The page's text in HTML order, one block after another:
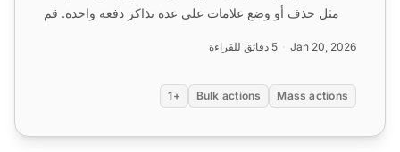
مثل حذف أو وضع علامات على عدة تذاكر دفعة واحدة. قم
Jan 20, 2026 5 دقائق للقراءة
Mass actions
Bulk actions
+1